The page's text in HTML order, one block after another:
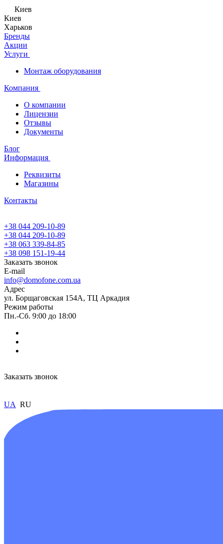
Киев
Киев
Харьков
Бренды
Акции
Услуги
Монтаж оборудования
Компания
О компании
Лицензии
Отзывы
Документы
Блог
Информация
Реквизиты
Магазины
Контакты
+38 044 209-10-89
+38 044 209-10-89
+38 063 339-84-85
+38 098 151-19-44
Заказать звонок
E-mail
info@domofone.com.ua
Адрес
ул. Борщаговская 154А, ТЦ Аркадия
Режим работы
Пн.-Сб. 9:00 до 18:00
Заказать звонок
UA RU